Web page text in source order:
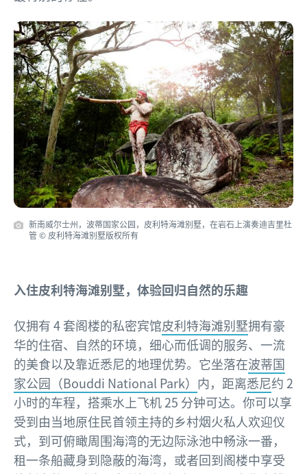
新南威尔士州，波蒂国家公园，皮利特海滩别墅，在岩石上演奏迪吉里杜
管 © 皮利特海滩别墅版权所有
入住皮利特海滩别墅，体验回归自然的乐趣
仅拥有 4 套阁楼的私密宾馆皮利特海滩别墅拥有豪
华的住宿、自然的环境，细心而低调的服务、一流
的美食以及靠近悉尼的地理优势。它坐落在波蒂国
家公园（Bouddi National Park） 内，距离悉尼约 2
小时的车程，搭乘水上飞机 25 分钟可达。你可以享
受到由当地原住民首领主持的乡村烟火私人欢迎仪
式，到可俯瞰周围海湾的无边际泳池中畅泳一番，
租一条船藏身到隐蔽的海湾，或者回到阁楼中享受